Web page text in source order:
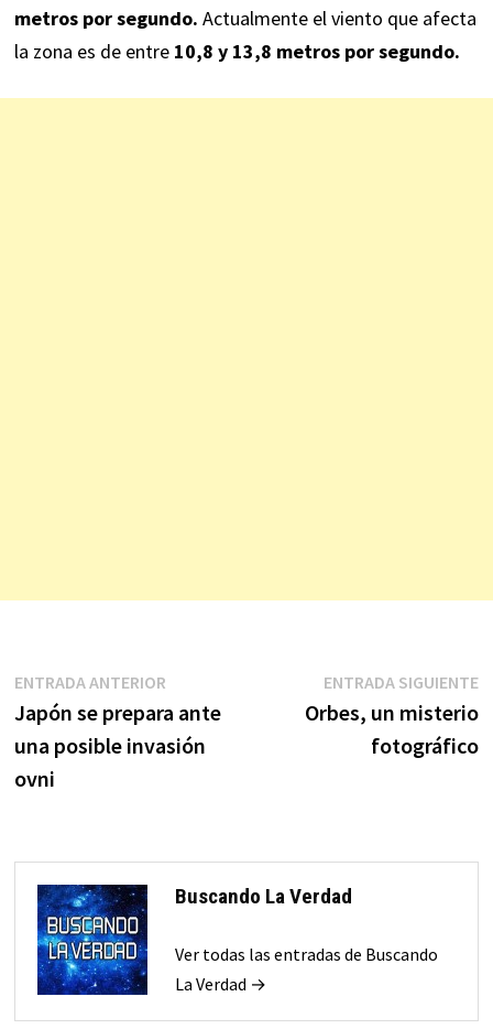
metros por segundo. Actualmente el viento que afecta
la zona es de entre 10,8 y 13,8 metros por segundo.
Navegación
de
entradas
ENTRADA ANTERIOREntrada
anterior:
Japón se prepara ante
una posible invasión
ovni
ENTRADA SIGUIENTE
Orbes, un misterio
fotográfico
Buscando La Verdad
Ver todas las entradas de Buscando
La Verdad →